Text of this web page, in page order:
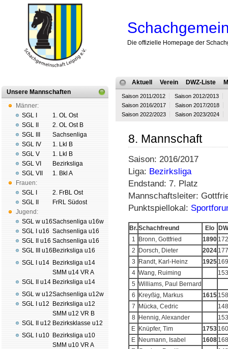
Die offizielle Homepage der
Unsere Mannschaften
Männer:
SGL I
SGL II
SGL III
SGL IV
SGL V
SGL VI
SGL VII
Frauen:
SGL I
SGL II
Jugend:
SGL w u16
SGL I u16
SGL II u16
SGL III u16
SGL I u14
SGL II u14
SGL w u12
SGL I u12
SGL II u12
SGL I u10
1. OL Ost
2. OL Ost B
Sachsenliga
1. Lkl B
1. Lkl B
Bezirksliga
1. Bkl A
2. FrBL Ost
FrRL Südost
Sachsenliga u16w
Sachsenliga u16
Sachsenliga u16
Bezirksliga u16
Bezirksliga u14
SMM u14 VR A
Bezirksliga u14
Sachsenliga u12w
Bezirksliga u12
SMM u12 VR B
Bezirksklasse u12
Bezirksliga u10
SMM u10 VR A
Aktuell Verein DWZ-Liste
Saison 2011/2012
Saison 2012/2013
Saison 2016/2017
Saison 2017/2018
Saison 2022/2023
Saison 2023/2024
8. Mannschaft
Saison: 2016/2017
Liga: Bezirksliga
Endstand: 7. Platz
Mannschaftsleiter:
Punktspiellokal:
Br.Schachfreund Elo
1
Bronn, Gottfried 1890
2
Dorsch, Dieter 2024
3
Randt, Karl-Heinz 1925
4 Wang, Ruiming
5 Williams, Paul Bernard
6
Kreyßig, Markus 1615
7
Mücka, Cedric
8
Hennig, Alexander
E Knüpfer, Tim 1753
E Neumann, Isabel 1608